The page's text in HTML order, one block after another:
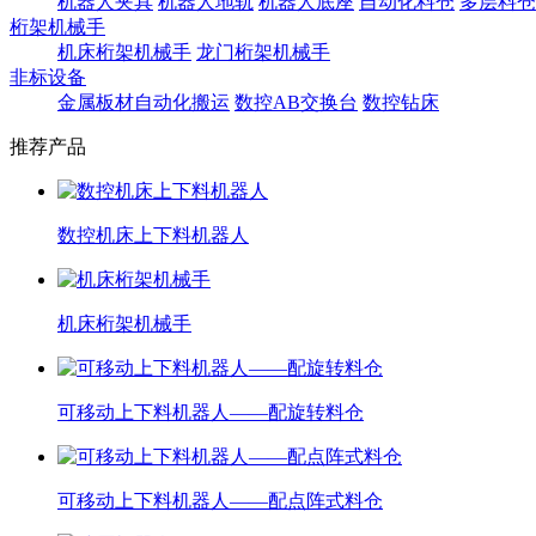
桁架机械手
机床桁架机械手 龙门桁架机械手
非标设备
金属板材自动化搬运 数控AB交换台 数控钻床
推荐产品
数控机床上下料机器人
机床桁架机械手
可移动上下料机器人——配旋转料仓
可移动上下料机器人——配点阵式料仓